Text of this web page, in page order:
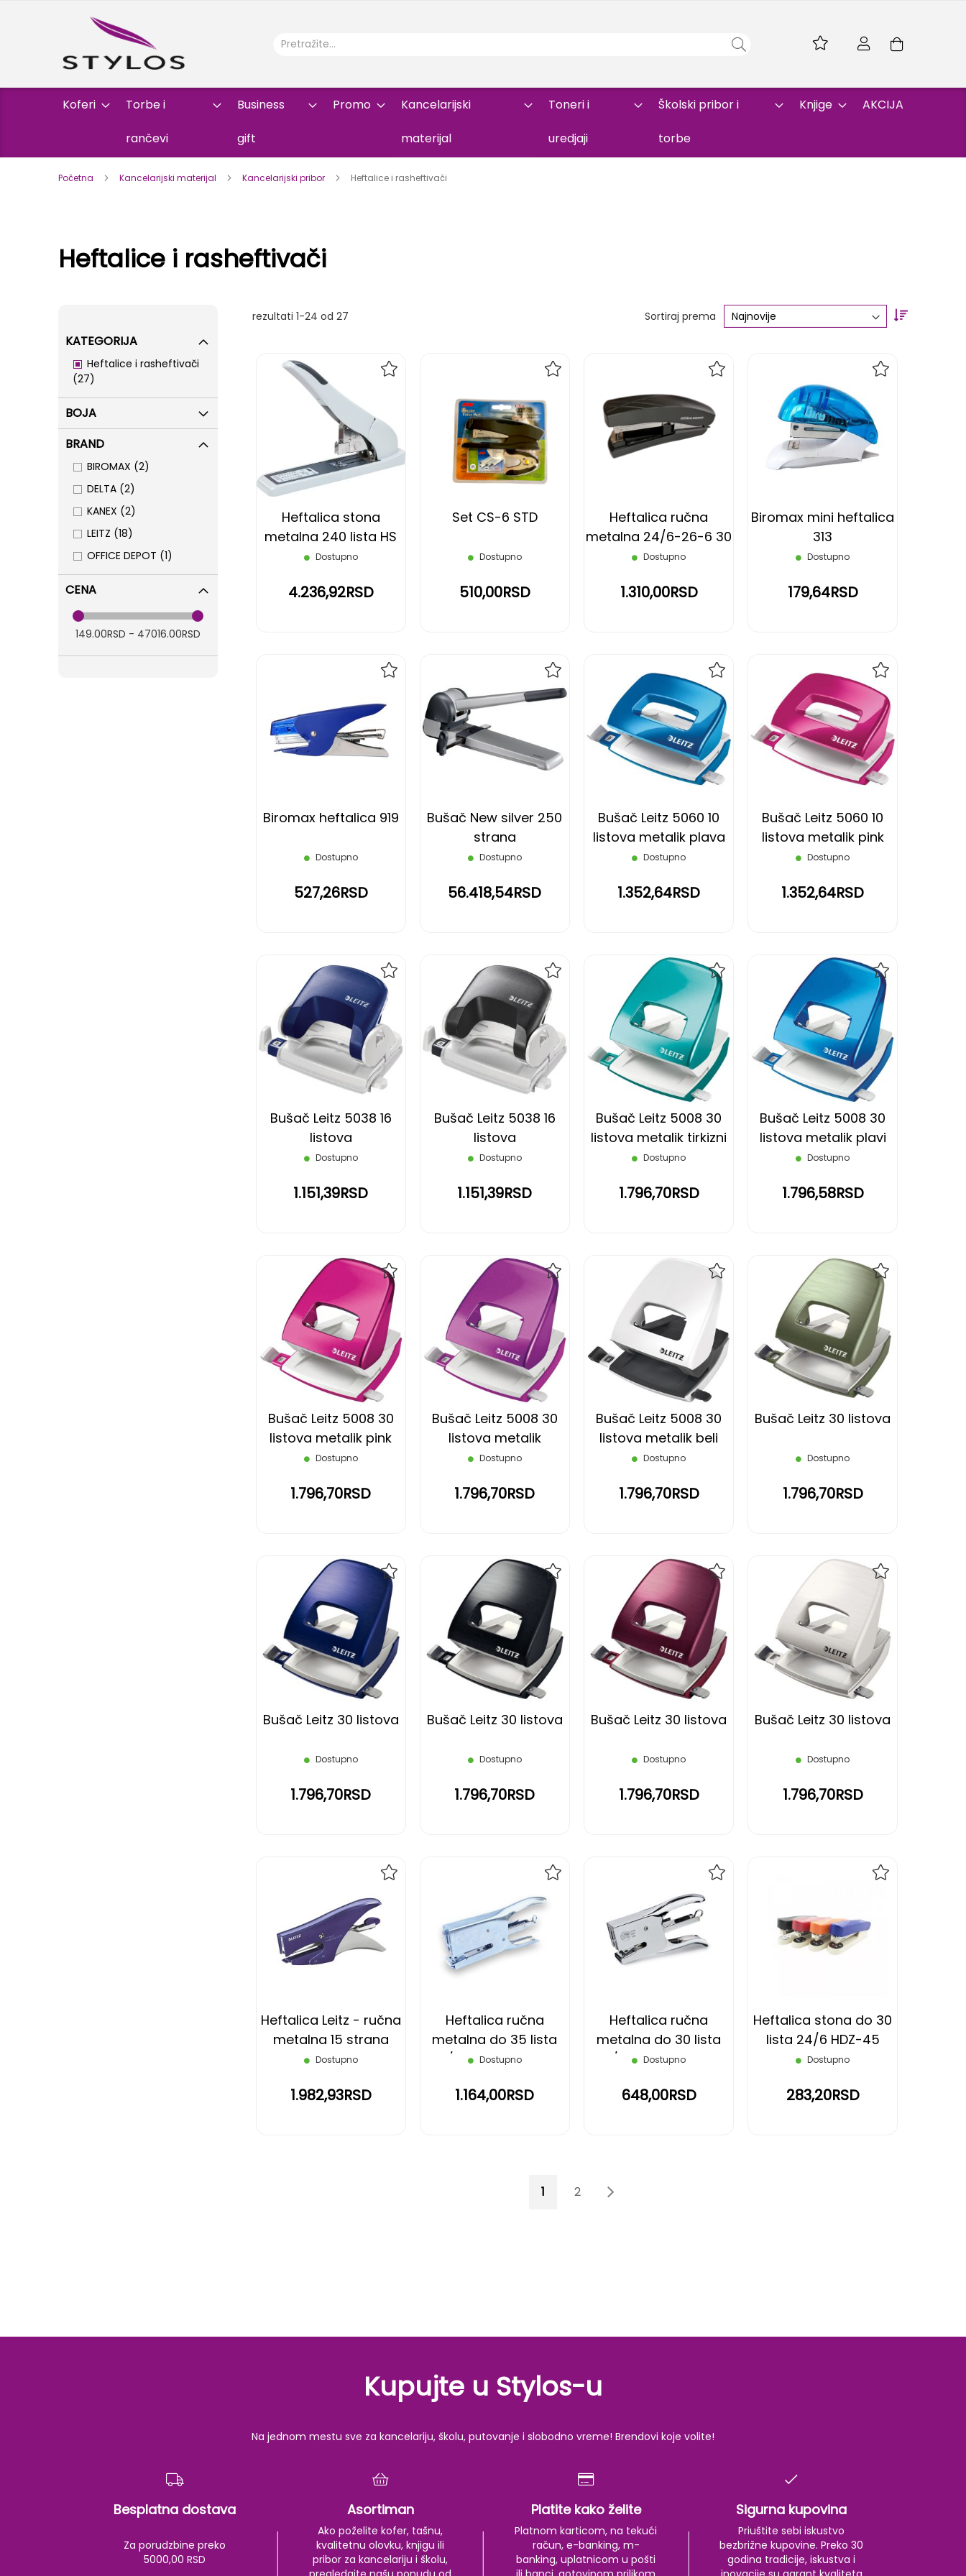
Skip
Koferi Torbe i
rančevi
Business
gift
Promo Kancelarijski
materijal
Toneri i
uredjaji
Školski pribor i
torbe
Knjige AKCIJA
Početna Kancelarijski materijal Kancelarijski pribor Heftalice i rasheftivači
Heftalice i rasheftivači
rezultati 1-24 od 27 Sortiraj prema
Set
Heftalica stona
metalna 240 lista HS
3000 NOKI
Dostupno
4.236,92RSD
LISTU
ŽELJA
Set CS-6 STD
Dostupno
510,00RSD
Heftalica ručna
metalna 24/6-26-6 30
lista Office Depot
Dostupno
1.310,00RSD
Biromax mini heftalica
313
Dostupno
179,64RSD
Biromax heftalica 919
Dostupno
527,26RSD
Bušač New silver 250
strana
Dostupno
56.418,54RSD
DODAJ
ŽELJA
Bušač Leitz 5060 10
listova metalik plava
Dostupno
1.352,64RSD
DODAJ
NA
LISTU
ŽELJA
Bušač Leitz 5060 10
listova metalik pink
Dostupno
1.352,64RSD
DODAJ
NA
LISTU
ŽELJA
Bušač Leitz 5038 16
listova
Dostupno
1.151,39RSD
DODAJ
LISTU
ŽELJA
Bušač Leitz 5038 16
listova
Dostupno
1.151,39RSD
LISTU
ŽELJA
Bušač Leitz 5008 30
listova metalik tirkizni
Dostupno
1.796,70RSD
DODAJ
NA
LISTU
ŽELJA
Bušač Leitz 5008 30
listova metalik plavi
Dostupno
1.796,58RSD
DODAJ
NA
LISTU
ŽELJA
Bušač Leitz 5008 30
listova metalik pink
Dostupno
1.796,70RSD
DODAJ
NA
LISTU
ŽELJA
Bušač Leitz 5008 30
listova metalik
ljubičasti
Dostupno
1.796,70RSD
DODAJ
NA
LISTU
ŽELJA
Bušač Leitz 5008 30
listova metalik beli
Dostupno
1.796,70RSD
DODAJ
LISTU
ŽELJA
Bušač Leitz 30 listova
Dostupno
1.796,70RSD
DODAJ
NA
LISTU
ŽELJA
Bušač Leitz 30 listova
Dostupno
1.796,70RSD
DODAJ
NA
LISTU
ŽELJA
Bušač Leitz 30 listova
Dostupno
1.796,70RSD
DODAJ
NA
LISTU
ŽELJA
Bušač Leitz 30 listova
Dostupno
1.796,70RSD
DODAJ
NA
LISTU
ŽELJA
Bušač Leitz 30 listova
Dostupno
1.796,70RSD
DODAJ
NA
LISTU
ŽELJA
Heftalica Leitz - ručna
metalna 15 strana
Dostupno
1.982,93RSD
Heftalica ručna
metalna do 35 lista
24/6 code 105 Delta
Dostupno
1.164,00RSD
Heftalica ručna
metalna do 30 lista
24/6 code 107 Delta
Dostupno
648,00RSD
Heftalica stona do 30
lista 24/6 HDZ-45
Kanex
Dostupno
283,20RSD
You're currently reading page
1 Page
2 Page
Sledeće
KATEGORIJA
Heftalice i rasheftivači
27
items
BOJA
BRAND
BIROMAX 2
items
DELTA 2
items
KANEX 2
items
LEITZ 18
items
OFFICE DEPOT 1
item
CENA
149.00RSD - 47016.00RSD
Kupujte u Stylos-u
Na jednom mestu sve za kancelariju, školu, putovanje i slobodno vreme! Brendovi koje volite!
Besplatna dostava
Za porudzbine preko
5000,00 RSD
Asortiman
Ako poželite kofer, tašnu,
kvalitetnu olovku, knjigu ili
pribor za kancelariju i školu,
Platite kako želite
Platnom karticom, na tekući
račun, e-banking, m-
banking, uplatnicom u pošti
Sigurna kupovina
Priuštite sebi iskustvo
bezbrižne kupovine. Preko 30
godina tradicije, iskustva i